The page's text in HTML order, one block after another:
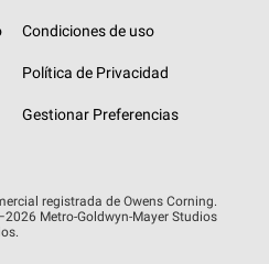
Condiciones de uso
Política de Privacidad
Gestionar Preferencias
registrada de Owens Corning.
Metro-Goldwyn-Mayer Studios